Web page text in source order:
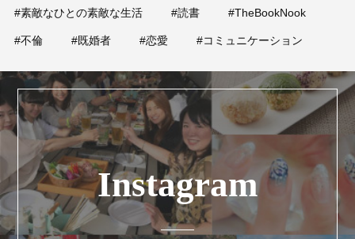
#素敵なひとの素敵な生活 #読書 #TheBookNook
#不倫 #既婚者 #恋愛 #コミュニケーション
Instagram